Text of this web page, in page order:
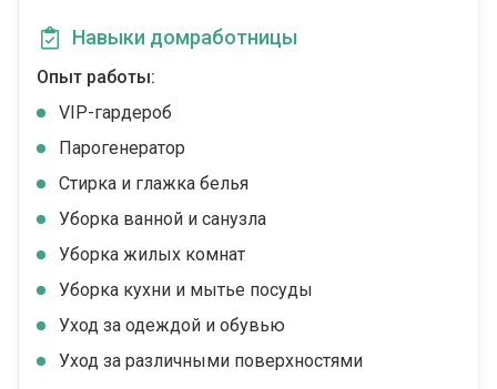
Навыки домработницы
Опыт работы:
VIP-гардероб
Парогенератор
Стирка и глажка белья
Уборка ванной и санузла
Уборка жилых комнат
Уборка кухни и мытье посуды
Уход за одеждой и обувью
Уход за различными поверхностями